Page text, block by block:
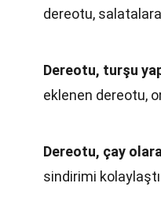
dereotu,
Dereotu, turşu
eklenen dereotu,
Dereotu, çay
sindirimi